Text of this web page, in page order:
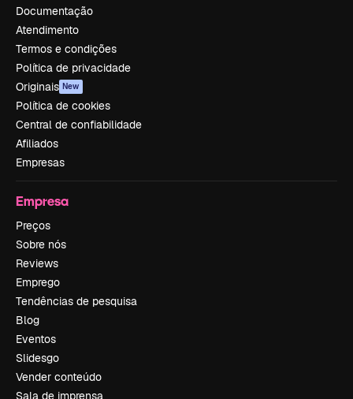
Documentação
Atendimento
Termos e condições
Política de privacidade
Originais New
Política de cookies
Central de confiabilidade
Afiliados
Empresas
Empresa
Preços
Sobre nós
Reviews
Emprego
Tendências de pesquisa
Blog
Eventos
Slidesgo
Vender conteúdo
Sala de imprensa